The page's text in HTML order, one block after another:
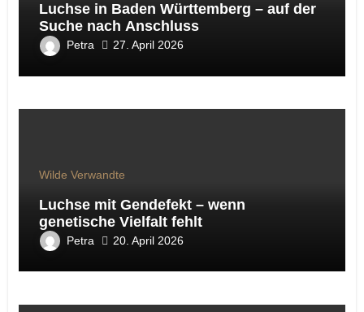
Luchse in Baden Württemberg – auf der
Suche nach Anschluss
Petra 27. April 2026
Wilde Verwandte
Luchse mit Gendefekt – wenn
genetische Vielfalt fehlt
Petra 20. April 2026